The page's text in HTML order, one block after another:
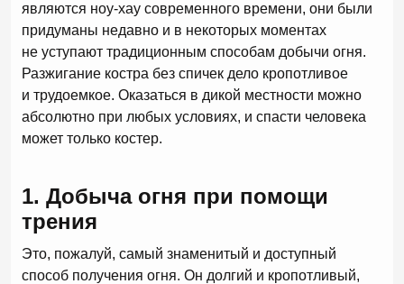
являются ноу-хау современного времени, они были
придуманы недавно и в некоторых моментах
не уступают традиционным способам добычи огня.
Разжигание костра без спичек дело кропотливое
и трудоемкое. Оказаться в дикой местности можно
абсолютно при любых условиях, и спасти человека
может только костер.
1. Добыча огня при помощи
трения
Это, пожалуй, самый знаменитый и доступный
способ получения огня. Он долгий и кропотливый,